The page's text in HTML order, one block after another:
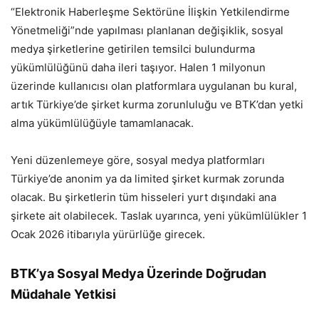
“Elektronik Haberleşme Sektörüne İlişkin Yetkilendirme
Yönetmeliği”nde yapılması planlanan değişiklik, sosyal
medya şirketlerine getirilen temsilci bulundurma
yükümlülüğünü daha ileri taşıyor. Halen 1 milyonun
üzerinde kullanıcısı olan platformlara uygulanan bu kural,
artık Türkiye’de şirket kurma zorunluluğu ve BTK’dan yetki
alma yükümlülüğüyle tamamlanacak.
Yeni düzenlemeye göre, sosyal medya platformları
Türkiye’de anonim ya da limited şirket kurmak zorunda
olacak. Bu şirketlerin tüm hisseleri yurt dışındaki ana
şirkete ait olabilecek. Taslak uyarınca, yeni yükümlülükler 1
Ocak 2026 itibarıyla yürürlüğe girecek.
BTK’ya Sosyal Medya Üzerinde Doğrudan
Müdahale Yetkisi